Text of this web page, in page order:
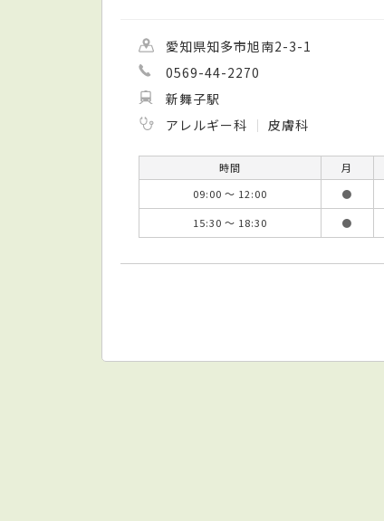
愛知県知多市旭南2-3-1
0569-44-2270
新舞子駅
アレルギー科
皮膚科
時間 月
09:00 ～ 12:00
●
15:30 ～ 18:30
●